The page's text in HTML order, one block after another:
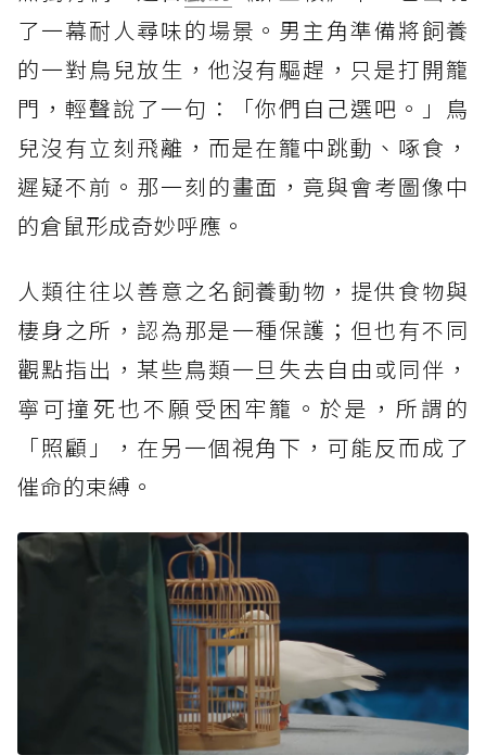
了一幕耐人尋味的場景。男主角準備將飼養
的一對鳥兒放生，他沒有驅趕，只是打開籠
門，輕聲說了一句：「你們自己選吧。」鳥
兒沒有立刻飛離，而是在籠中跳動、啄食，
遲疑不前。那一刻的畫面，竟與會考圖像中
的倉鼠形成奇妙呼應。
人類往往以善意之名飼養動物，提供食物與
棲身之所，認為那是一種保護；但也有不同
觀點指出，某些鳥類一旦失去自由或同伴，
寧可撞死也不願受困牢籠。於是，所謂的
「照顧」，在另一個視角下，可能反而成了
催命的束縛。